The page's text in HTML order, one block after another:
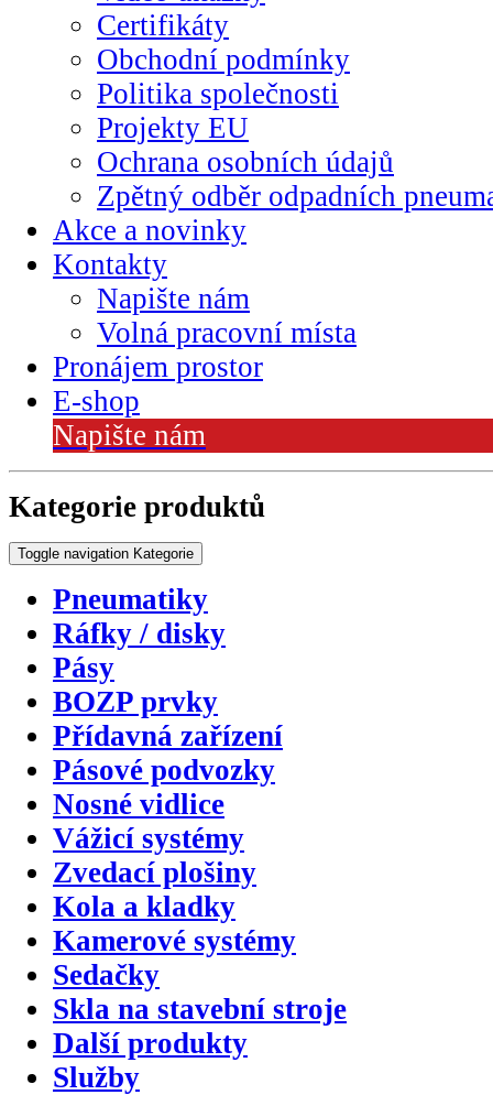
Certifikáty
Obchodní podmínky
Politika společnosti
Projekty EU
Ochrana osobních údajů
Zpětný odběr odpadních
Akce a novinky
Kontakty
Napište nám
Volná pracovní místa
Pronájem prostor
E-shop
Napište nám
Kategorie produktů
Toggle navigation Kategorie
Pneumatiky
Ráfky / disky
Pásy
BOZP prvky
Přídavná zařízení
Pásové podvozky
Nosné vidlice
Vážicí systémy
Zvedací plošiny
Kola a kladky
Kamerové systémy
Sedačky
Skla na stavební stroje
Další produkty
Služby